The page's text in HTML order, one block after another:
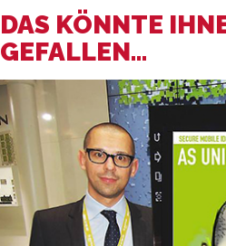
DAS KÖNNTE
GEFALLEN...